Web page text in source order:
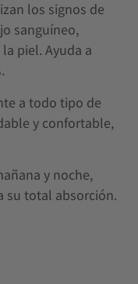
los signos de
sanguíneo,
piel. Ayuda a
a todo tipo de
y confortable,
y noche,
su total absorción.